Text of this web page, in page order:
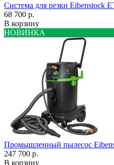
Система для резки Eibenstock
68 700 р.
В корзину
НОВИНКА
Промышленный пылесос
247 700 р.
В корзину